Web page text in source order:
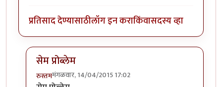
प्रतिसाद देण्यासाठीलॉग इन कराकिंवासदस्य व्हा
सेम प्रोब्लेम
रुस्तममंगळवार, 14/04/2015 17:02